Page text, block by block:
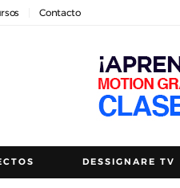
Contacto
DESSIGNARE TV